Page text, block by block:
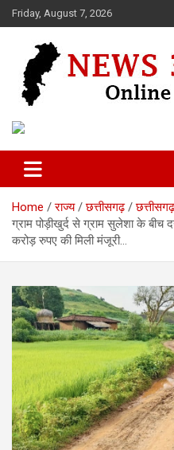
Skip
to
Friday, August 7, 2026
News 36
Home राज्य छत्तीसगढ़
ग्राम पोड़ीखुर्द से ग्राम सुलेशा के बीच
करोड़ रुपए की मिली मंजूरी…